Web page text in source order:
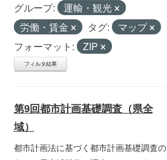
グループ:
運輸・観光
労働・賃金
タグ:
マップ
フォーマット:
ZIP
フィルタ結果
第9回都市計画基礎調査（県全
域）
都市計画法に基づく都市計画基礎調査の